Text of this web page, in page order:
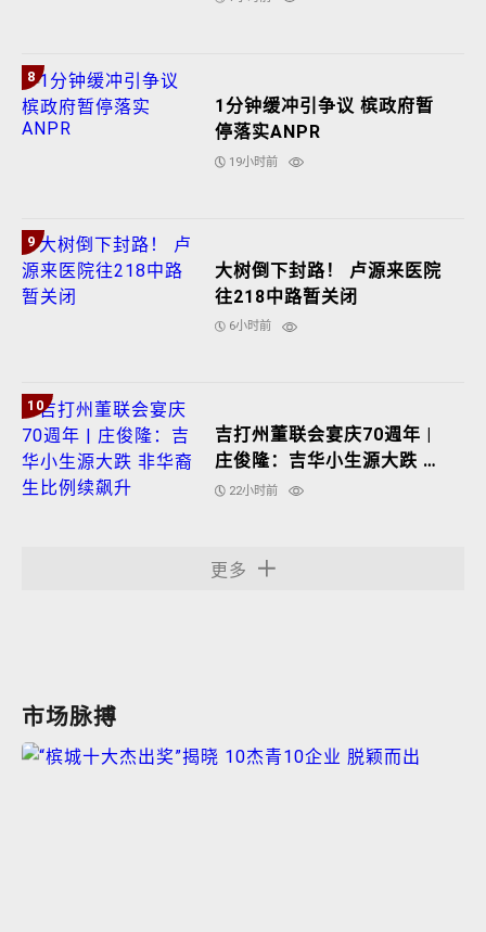
8
1分钟缓冲引争议 槟政府暂
停落实ANPR
19小时前
9
大树倒下封路！ 卢源来医院
往218中路暂关闭
6小时前
10
吉打州董联会宴庆70週年 |
庄俊隆：吉华小生源大跌 非
华裔生比例续飙升
22小时前
更多
市场脉搏